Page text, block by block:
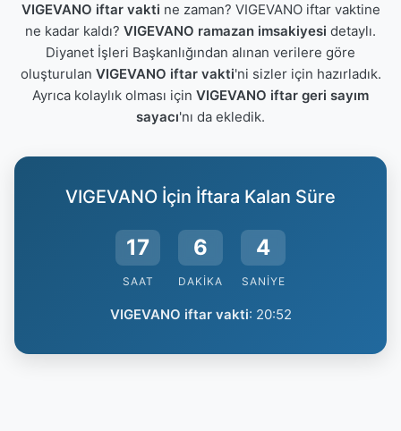
VIGEVANO iftar vakti ne zaman? VIGEVANO iftar vaktine
ne kadar kaldı? VIGEVANO ramazan imsakiyesi detaylı.
Diyanet İşleri Başkanlığından alınan verilere göre
oluşturulan VIGEVANO iftar vakti'ni sizler için hazırladık.
Ayrıca kolaylık olması için VIGEVANO iftar geri sayım
sayacı'nı da ekledik.
VIGEVANO İçin İftara Kalan Süre
17
SAAT
6
DAKIKA
3
SANIYE
VIGEVANO iftar vakti: 20:52